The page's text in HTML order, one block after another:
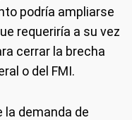
podría ampliarse
requeriría a su vez
cerrar la brecha
o del FMI.
la demanda de